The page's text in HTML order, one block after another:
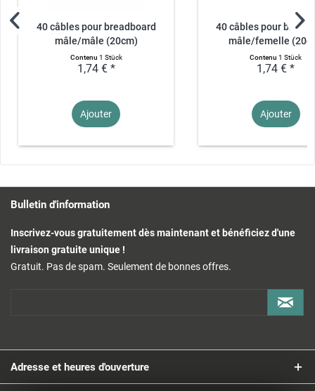
40 câbles pour breadboard
mâle/mâle (20cm)
Contenu 1 Stück
1,74 € *
Ajouter
40 câbles pour
mâle/femelle
Contenu1 Stück
1,74 € *
Ajouter
Bulletin d'information
Inscrivez-vous gratuitement dès maintenant et bénéficiez d'une
livraison gratuite unique !
Gratuit. Pas de spam. Seulement de bonnes offres.
Adresse et heures d'ouverture